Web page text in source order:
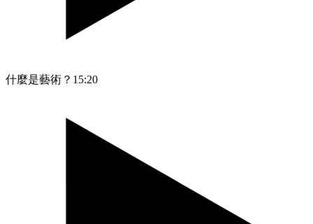
什麼是藝術？ 15:20